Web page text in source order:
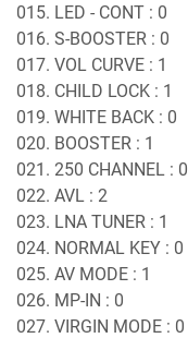
015. LED - CONT : 0
016. S-BOOSTER : 0
017. VOL CURVE : 1
018. CHILD LOCK : 1
019. WHITE BACK : 0
020. BOOSTER : 1
021. 250 CHANNEL : 0
022. AVL : 2
023. LNA TUNER : 1
024. NORMAL KEY : 0
025. AV MODE : 1
026. MP-IN : 0
027. VIRGIN MODE : 0